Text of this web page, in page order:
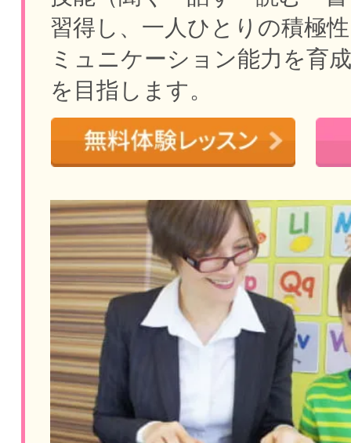
習得し、一人ひとりの積極
ミュニケーション能力を育
を目指します。